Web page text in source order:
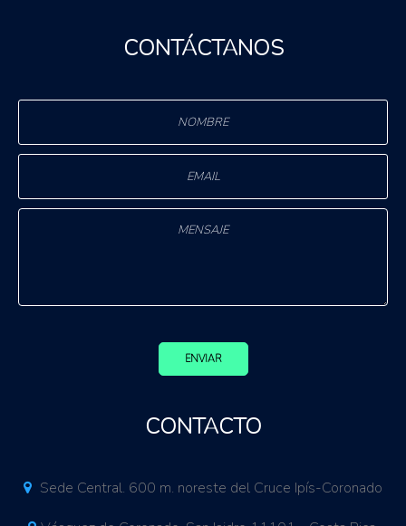
CONTÁCTANOS
ENVIAR
CONTACTO
Sede Central. 600 m. noreste del Cruce Ipís-Coronado